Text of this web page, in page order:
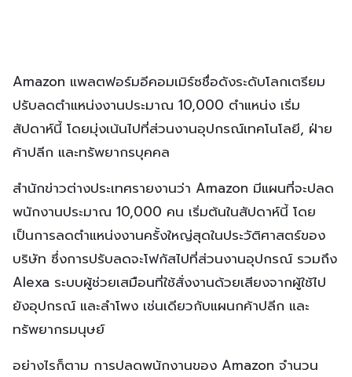
Amazon แพลตฟอร์มอีคอมเมิร์ซชื่อดังระดับโลกเตรียม
ปรับลดตำแหน่งงานประมาณ 10,000 ตำแหน่ง เริ่ม
สัปดาห์นี้ โดยมุ่งเน้นไปที่ส่วนงานอุปกรณ์เทคโนโลยี, ฝ่าย
ค้าปลีก และทรัพยากรบุคคล
สำนักข่าวต่างประเทศรายงานว่า Amazon มีแผนที่จะปลด
พนักงานประมาณ 10,000 คน เริ่มต้นในสัปดาห์นี้ โดย
เป็นการลดตำแหน่งงานครั้งใหญ่สุดในประวัติศาสตร์ของ
บริษัท ซึ่งการปรับลดจะโฟกัสไปที่ส่วนงานอุปกรณ์ รวมถึง
Alexa ระบบผู้ช่วยเสมือนที่ใช้สั่งงานด้วยเสียงจากผู้ใช้ไป
ยังอุปกรณ์ และลำโพง เช่นเดียวกับแผนกค้าปลีก และ
ทรัพยากรมนุษย์
อย่างไรก็ตาม การปลดพนักงานของ Amazon จำนวน